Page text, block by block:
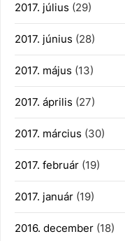
2017. július (29)
2017. június (28)
2017. május (13)
2017. április (27)
2017. március (30)
2017. február (19)
2017. január (19)
2016. december (18)